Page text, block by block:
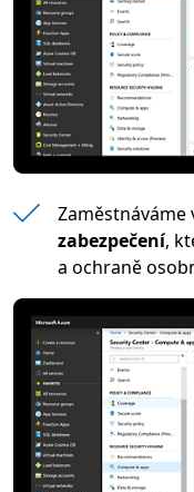
Zaměstnáváme
zabezpečení,
a ochraně